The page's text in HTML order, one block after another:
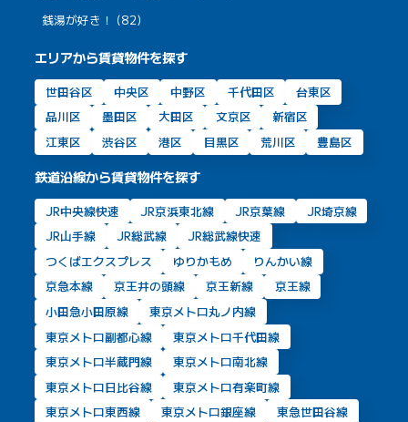
銭湯が好き！ (82)
エリアから賃貸物件を探す
世田谷区 中央区 中野区 千代田区
台東区
品川区
墨田区 大田区 文京区
新宿区
江東区
渋谷区 港区 目黒区 荒川区 豊島区
鉄道沿線から賃貸物件を探す
JR中央線快速 JR京浜東北線 JR京葉線
JR埼京線
JR山手線
JR総武線
JR総武線快速
つくばエクスプレス
ゆりかもめ
りんかい線
京急本線
京王井の頭線 京王新線
京王線
小田急小田原線
東京メトロ丸ノ内線
東京メトロ副都心線
東京メトロ千代田線
東京メトロ半蔵門線
東京メトロ南北線
東京メトロ日比谷線
東京メトロ有楽町線
東京メトロ東西線
東京メトロ銀座線
東急世田谷線